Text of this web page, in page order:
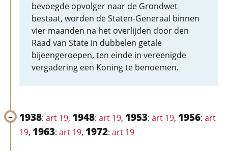
bevoegde opvolger naar de Grondwet
bestaat, worden de Staten-Generaal binnen
vier maanden na het overlijden door den
Raad van State in dubbelen getale
bijeengeroepen, ten einde in vereenigde
vergadering een Koning te benoemen.
1938: art 19, 1948: art 19, 1953: art 19, 1956: art
19, 1963: art 19, 1972: art 19